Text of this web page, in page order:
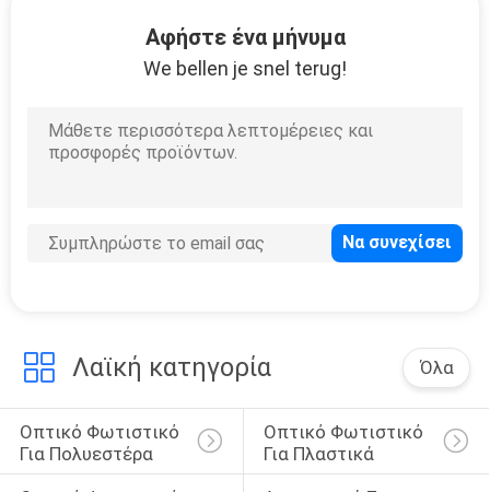
ΕΡΓΟΣΤΑΣΊΟΥ
ΠΟΙΌΤΗΤΑΣ
ΜΙΑ
PRIVACY
POLICY
Αφήστε ένα μήνυμα
We bellen je snel terug!
Λαϊκή κατηγορία Όλα
Οπτικό Φωτιστικό
Για Πολυεστέρα
Οπτικό Φωτιστικό
Για Πλαστικά